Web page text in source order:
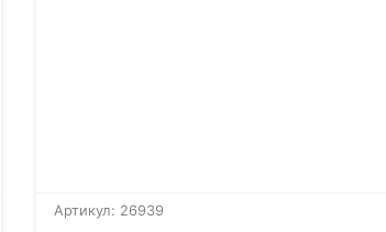
Артикул: 26939